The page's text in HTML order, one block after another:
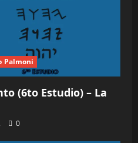
Palmoni
(6to Estudio) – La
0